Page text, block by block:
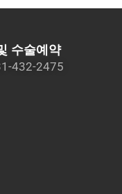
수술예약
432-2475